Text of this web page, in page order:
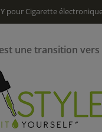
pour Cigarette
une transition vers